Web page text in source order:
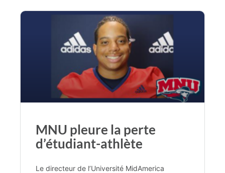
MNU pleure la perte
d’étudiant-athlète
Le directeur de l’Université MidAmerica